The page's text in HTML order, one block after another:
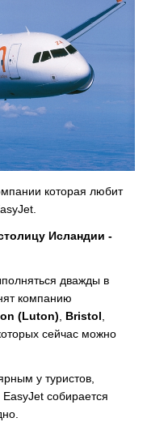
которая любит
Исландии -
дважды в
компанию
(Luton), Bristol,
сейчас можно
у туристов,
собирается